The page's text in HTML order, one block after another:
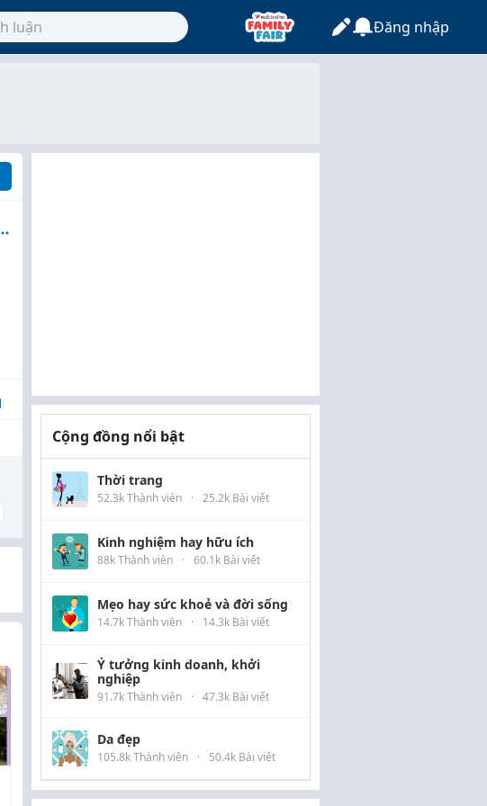
Đăng nhập
Cộng đồng nổi bật
Thời trang
52.3k Thành viên · 25.2k Bài viết
Kinh nghiệm hay hữu ích
88k Thành viên · 60.1k Bài viết
Mẹo hay sức khoẻ và đời sống
14.7k Thành viên · 14.3k Bài viết
Ý tưởng kinh doanh, khởi
nghiệp
91.7k Thành viên · 47.3k Bài viết
Da đẹp
105.8k Thành viên · 50.4k Bài viết